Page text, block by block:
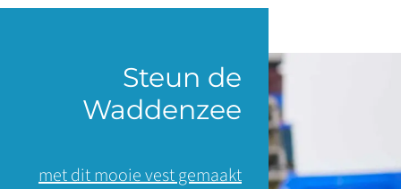
Steun de
Waddenzee
met dit mooie vest gemaakt